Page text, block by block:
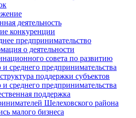
деятельность
конкуренции
предпринимательство
о деятельности
совета по развитию
и среднего предпринимательства
поддержки субъектов
и среднего предпринимательства
поддержка
Шелеховского района
малого бизнеса